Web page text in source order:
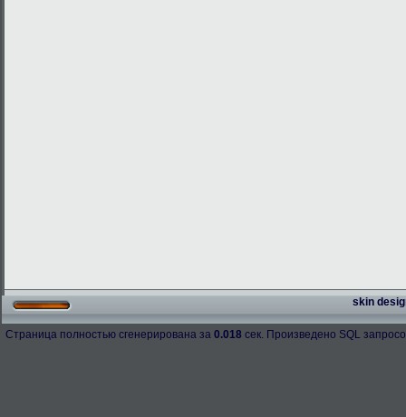
skin
Страница полностью сгенерирована за 0.018 сек. Произведено SQL